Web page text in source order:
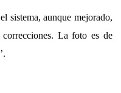
sistema, aunque mejorado,
La foto es de